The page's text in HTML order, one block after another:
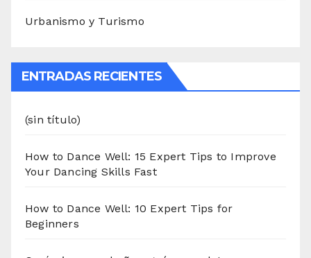
Urbanismo y Turismo
ENTRADAS RECIENTES
(sin título)
How to Dance Well: 15 Expert Tips to Improve
Your Dancing Skills Fast
How to Dance Well: 10 Expert Tips for
Beginners